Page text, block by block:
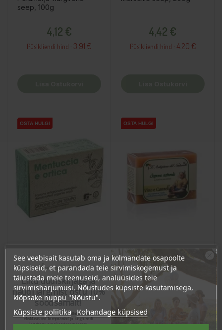
seep, 100g
4,12 €
Püsikliendi hind : 3.91 €
4,42 €
Püsikliendi hind : 4.20 €
OSTA HULGI
OSTA HULGI
OSTA HULGI
Mündi-nõgese seep,
100g
Hind
4,12 €
Püsikliendi hind : 3.91 €
OSTA HULGI
OSTA HULGI
OSTA HULGI
Veini-kaneeli seep, 100g
Püsikliendi hind :3.81 €
See veebisait kasutab oma ja kolmandate osapoolte
küpsiseid, et parandada teie sirvimiskogemust ja
täiustada meie teenuseid, analüüsides teie
sirvimisharjumusi. Nõustudes küpsiste kasutamisega,
klõpsake nuppu "Nõustu".
Küpsiste poliitika Kohandage küpsised
Ära veel lahku!
Liitu uudiskirjaga ja
naudi järgmist ostu 10%
soodsamalt!
Sind ootavad spetsiaalsed allahindlused,
eksklusiivsed kampaaniad ja kingitused!
Registreeru e-maili aadressiga ja saad